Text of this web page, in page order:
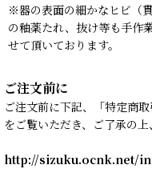
※器の表面の細かなヒビ（
の釉薬たれ、抜け等も手作
せて頂いております。
ご注文前に
ご注文前に下記、「特定商
をご覧いただき、ご了承の
http://sizuku.ocnk.net/